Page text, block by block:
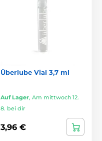
Überlube Vial 3,7 ml
Auf Lager, Am mittwoch 12.
8. bei dir
3,96 €